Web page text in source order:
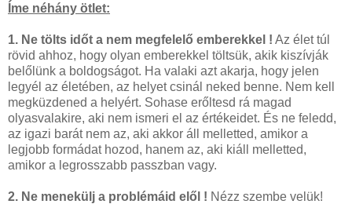
Íme néhány ötlet:
1. Ne tölts időt a nem megfelelő emberekkel ! Az élet túl
rövid ahhoz, hogy olyan emberekkel töltsük, akik kiszívják
belőlünk a boldogságot. Ha valaki azt akarja, hogy jelen
legyél az életében, az helyet csinál neked benne. Nem kell
megküzdened a helyért. Sohase erőltesd rá magad
olyasvalakire, aki nem ismeri el az értékeidet. És ne feledd,
az igazi barát nem az, aki akkor áll melletted, amikor a
legjobb formádat hozod, hanem az, aki kiáll melletted,
amikor a legrosszabb passzban vagy.
2. Ne menekülj a problémáid elől ! Nézz szembe velük!